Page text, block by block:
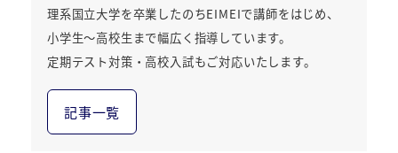
理系国立大学を卒業したのちEIMEIで講師をはじめ、
小学生～高校生まで幅広く指導しています。
定期テスト対策・高校入試もご対応いたします。
記事一覧